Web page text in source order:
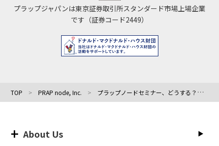
プラップジャパンは東京証券取引所スタンダード市場上場企業
です（証券コード2449）
TOP PRAP node, Inc. プラップノードセミナー、どうする？広報パーソンの評価の現実と妥当性 4/4(木)、4/5(金)14時開催
About Us